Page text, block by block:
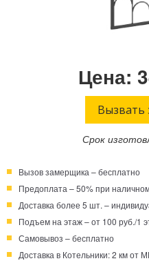
Заказать
+7 (495) 003-40-
Цена:
Вызвать
Срок
Вызов замерщика – бесплатно
Предоплата – 50% при
Доставка более 5 шт. –
Подъем на этаж – от 100 руб./1
Самовывоз – бесплатно
Доставка в Котельники: 2 км от